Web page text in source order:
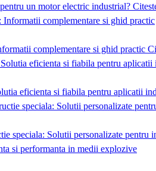
un motor electric industrial?
complementare si ghid practic
eficienta si fiabila pentru aplicatii
speciala: Solutii personalizate pentru